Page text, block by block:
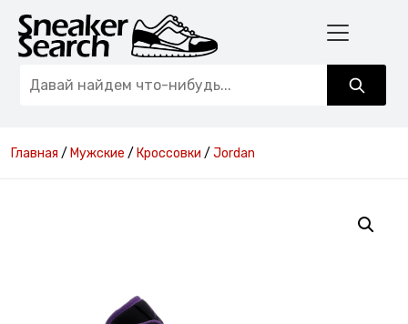
Главная / Мужские / Кроссовки / Jordan